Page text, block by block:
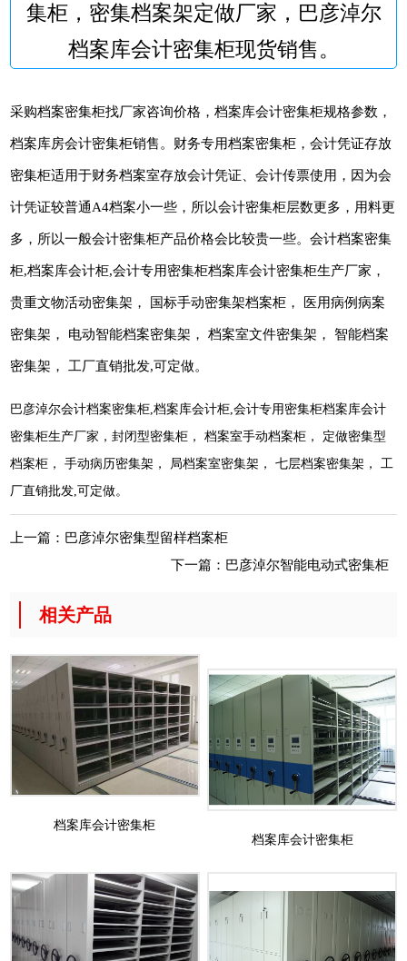
集柜，密集档案架定做厂家，巴彦淖尔
档案库会计密集柜现货销售。
采购档案密集柜找厂家咨询价格，档案库会计密集柜规格参数，
档案库房会计密集柜销售。财务专用档案密集柜，会计凭证存放
密集柜适用于财务档案室存放会计凭证、会计传票使用，因为会
计凭证较普通A4档案小一些，所以会计密集柜层数更多，用料更
多，所以一般会计密集柜产品价格会比较贵一些。会计档案密集
柜,档案库会计柜,会计专用密集柜档案库会计密集柜生产厂家，
贵重文物活动密集架， 国标手动密集架档案柜， 医用病例病案
密集架， 电动智能档案密集架， 档案室文件密集架， 智能档案
密集架， 工厂直销批发,可定做。
巴彦淖尔会计档案密集柜,档案库会计柜,会计专用密集柜档案库会计
密集柜生产厂家，封闭型密集柜， 档案室手动档案柜， 定做密集型
档案柜， 手动病历密集架， 局档案室密集架， 七层档案密集架， 工
厂直销批发,可定做。
上一篇： 巴彦淖尔密集型留样档案柜
下一篇： 巴彦淖尔智能电动式密集柜
相关产品
档案库会计密集柜
档案库会计密集柜